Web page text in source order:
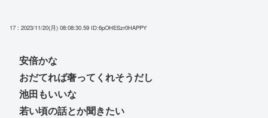
17 : 2023/11/20(月) 08:08:30.59 ID:6pOHESzr0HAPPY
安倍かな
おだてれば奢ってくれそうだし
池田もいいな
若い頃の話とか聞きたい